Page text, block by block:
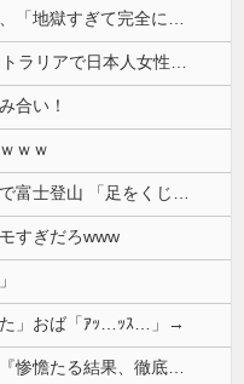
合い！
ｗｗ
すぎだろwww
た」おば「ｱｯ…ｯｽ…」→